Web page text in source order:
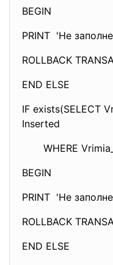
BEGIN
PRINT 'Не
ROLLBACK
END ELSE
IF exists(SELECT
Inserted
WHERE
BEGIN
PRINT 'Не
ROLLBACK
END ELSE